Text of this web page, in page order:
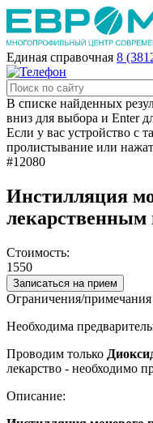
Единая справочная 8
В списке найденных
вниз для выбора и Enter
Если у вас устройство с
пролистывание или
#12080
Инстилляция
лекарственным
Стоимость:
1550
Записаться на прием
Ограничения/примечания
Необходима
Проводим только
лекарство - необходимо
Описание: